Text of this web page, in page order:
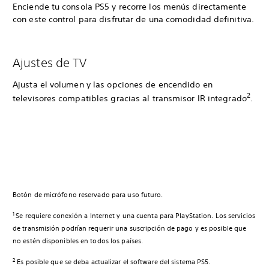
Enciende tu consola PS5 y recorre los menús directamente
con este control para disfrutar de una comodidad definitiva.
Ajustes de TV
Ajusta el volumen y las opciones de encendido en
televisores compatibles gracias al transmisor IR integrado2.
Botón de micrófono reservado para uso futuro.
1Se requiere conexión a Internet y una cuenta para PlayStation. Los servicios
de transmisión podrían requerir una suscripción de pago y es posible que
no estén disponibles en todos los países.
2 Es posible que se deba actualizar el software del sistema PS5.